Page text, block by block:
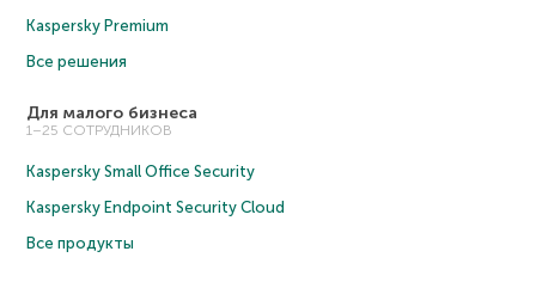
Kaspersky Premium
Все решения
Для малого бизнеса
1–25 СОТРУДНИКОВ
Kaspersky Small Office Security
Kaspersky Endpoint Security Cloud
Все продукты